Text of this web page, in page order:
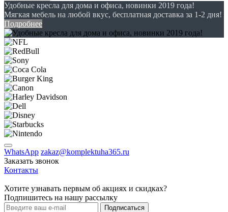
Удобные кресла для дома и офиса, новинки 2019 года!
Мягкая мебель на любой вкус, бесплатная доставка за 1-2 дня!
Подробнее
WhatsApp zakaz@komplektuha365.ru
Заказать звонок
Контакты
Хотите узнавать первым об акциях и скидках?
Подпишитесь на нашу рассылку
Подписаться